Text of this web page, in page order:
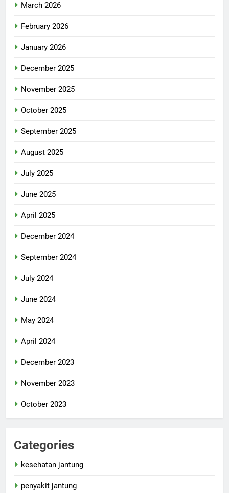
March 2026
February 2026
January 2026
December 2025
November 2025
October 2025
September 2025
August 2025
July 2025
June 2025
April 2025
December 2024
September 2024
July 2024
June 2024
May 2024
April 2024
December 2023
November 2023
October 2023
Categories
kesehatan jantung
penyakit jantung